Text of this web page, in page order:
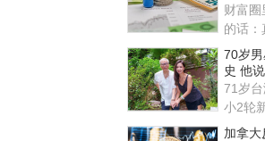
财富
的话：
款，他
师
70岁
史 他
71岁
小2轮
于她自
加拿大